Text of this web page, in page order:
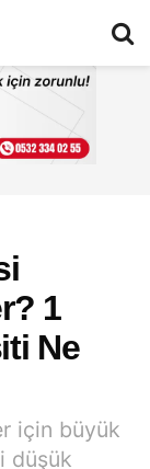
1
Ne
için büyük
düşük